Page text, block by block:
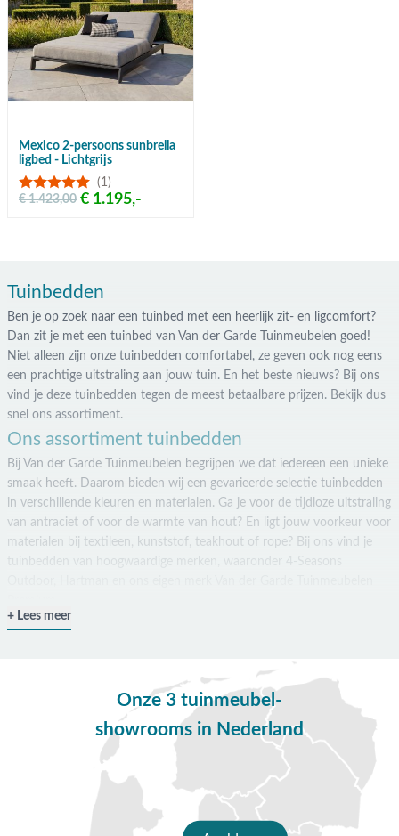
Mexico 2-persoons sunbrella
ligbed - Lichtgrijs
(1)
€ 1.195,-
€ 1.423,00
Tuinbedden
Ben je op zoek naar een tuinbed met een heerlijk zit- en ligcomfort?
Dan zit je met een tuinbed van Van der Garde Tuinmeubelen goed!
Niet alleen zijn onze tuinbedden comfortabel, ze geven ook nog eens
een prachtige uitstraling aan jouw tuin. En het beste nieuws? Bij ons
vind je deze tuinbedden tegen de meest betaalbare prijzen. Bekijk dus
snel ons assortiment.
Ons assortiment tuinbedden
Bij Van der Garde Tuinmeubelen begrijpen we dat iedereen een unieke
smaak heeft. Daarom bieden wij een gevarieerde selectie tuinbedden
in verschillende kleuren en materialen. Ga je voor de tijdloze uitstraling
van antraciet of voor de warmte van hout? En ligt jouw voorkeur voor
materialen bij textileen, kunststof, teakhout of rope? Bij ons vind je
ook complete sets. Voor degene die de voorkeur geven aan een
ruimere ligplek, hebben we ook tweepersoons tuinbedden waar je
gezellig samen op kunt liggen.
Accessoires bij onze tuinbedden
Een tuinbed is pas compleet met de juiste accessoires. Bij Van der
Garde vind je een ruim assortiment aan opties om jouw tuin nog meer
aan te kleden. Denk aan handige bijzettafeltjes bij de tuinbedden,
Lees meer
Onze 3 tuinmeubel-
showrooms in Nederland